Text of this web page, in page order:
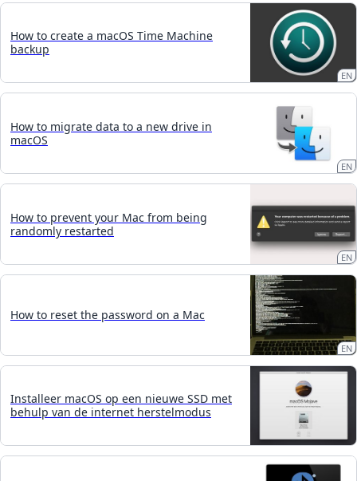
How to create a macOS Time Machine
backup
EN
How to migrate data to a new drive in
macOS
EN
How to prevent your Mac from being
randomly restarted
EN
How to reset the password on a Mac
EN
Installeer macOS op een nieuwe SSD met
behulp van de internet herstelmodus